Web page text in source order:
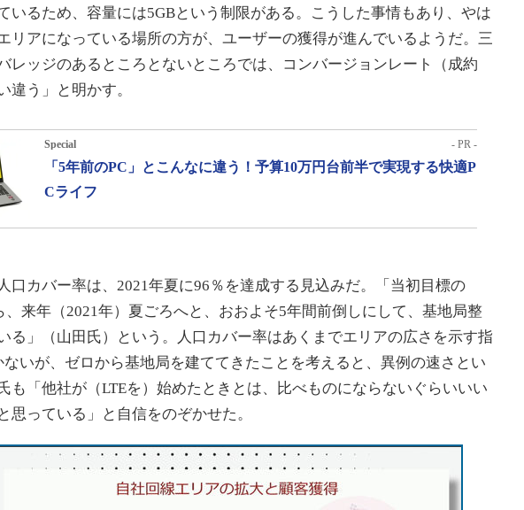
いるため、容量には5GBという制限がある。こうした事情もあり、やは
リアになっている場所の方が、ユーザーの獲得が進んでいるようだ。三
レッジのあるところとないところでは、コンバージョンレート（成約
違う」と明かす。
Special - PR -
「5年前のPC」とこんなに違う！予算10万円台前半で実現する快適P
Cライフ
口カバー率は、2021年夏に96％を達成する見込みだ。「当初目標の
、来年（2021年）夏ごろへと、おおよそ5年間前倒しにして、基地局整
る」（山田氏）という。人口カバー率はあくまでエリアの広さを示す指
いが、ゼロから基地局を建ててきたことを考えると、異例の速さとい
も「他社が（LTEを）始めたときとは、比べものにならないぐらいいい
思っている」と自信をのぞかせた。